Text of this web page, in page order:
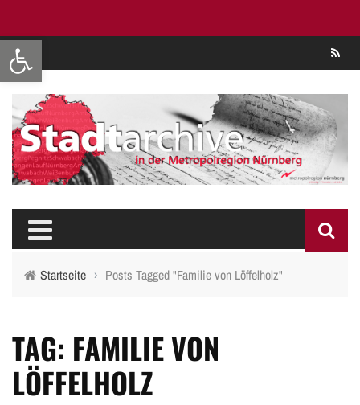
Werkzeugleiste öffnen
Startseite › Posts Tagged "Familie von Löffelholz"
TAG: FAMILIE VON
LÖFFELHOLZ